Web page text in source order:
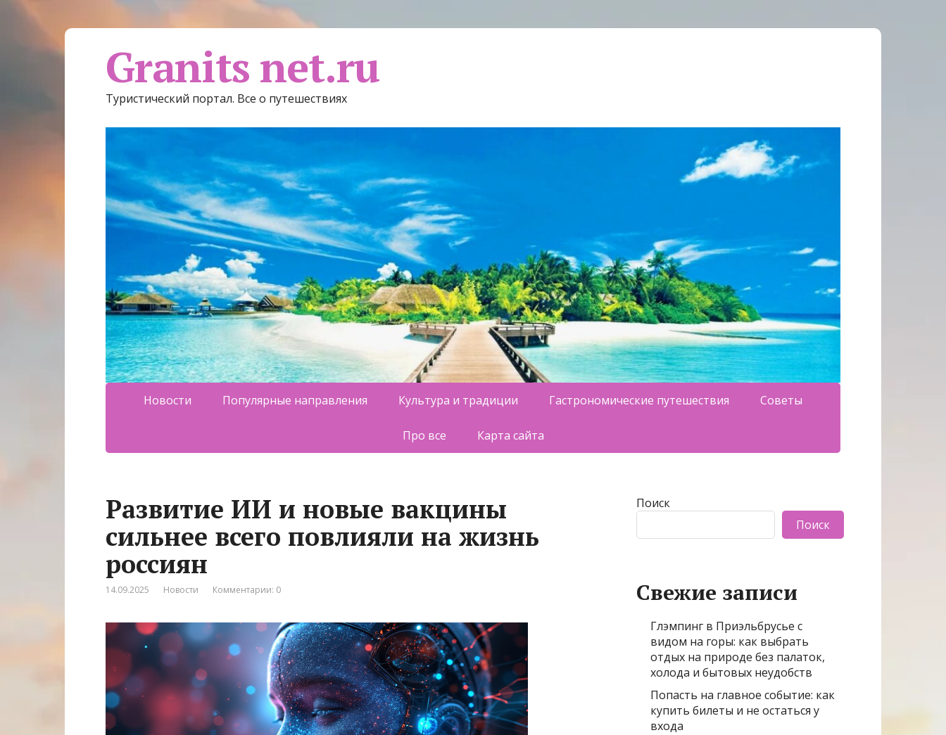
Granits net.ru
Туристический портал. Все о путешествиях
Новости Популярные направления Культура и традиции Гастрономические путешествия Советы
Про все Карта сайта
Развитие ИИ и новые вакцины
сильнее всего повлияли на жизнь
россиян
14.09.2025 Новости Комментарии: 0
Поиск
Поиск
Свежие записи
Глэмпинг в Приэльбрусье с
видом на горы: как выбрать
отдых на природе без палаток,
холода и бытовых неудобств
Попасть на главное событие: как
купить билеты и не остаться у
входа